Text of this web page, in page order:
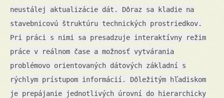
neustálej aktualizácie dát. Dôraz sa kladie na
stavebnicovú štruktúru technických prostriedkov.
Pri práci s nimi sa presadzuje interaktívny režim
práce v reálnom čase a možnosť vytvárania
problémovo orientovaných dátových základní s
rýchlym prístupom informácií. Dôležitým hľadiskom
je prepájanie jednotlivých úrovní do hierarchicky